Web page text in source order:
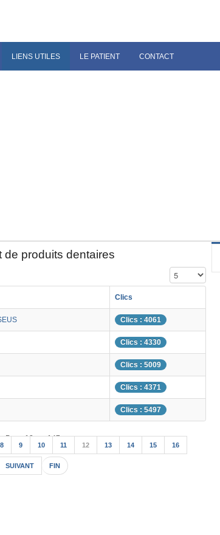
LIENS UTILES LE PATIENT CONTACT
de produits dentaires
Affichage #
Clics
Clics : 4061
Clics : 4330
Clics : 5009
Clics : 4371
Clics : 5497
Page 12 sur 147
8 9 10 11 12 13 14 15 16
SUIVANT FIN